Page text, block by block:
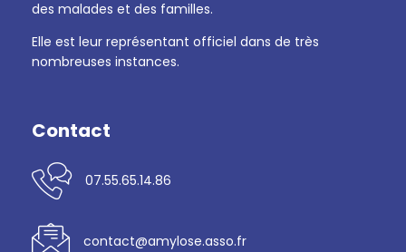
des malades et des familles.
Elle est leur représentant officiel dans de très
nombreuses instances.
Contact
07.55.65.14.86
contact@amylose.asso.fr